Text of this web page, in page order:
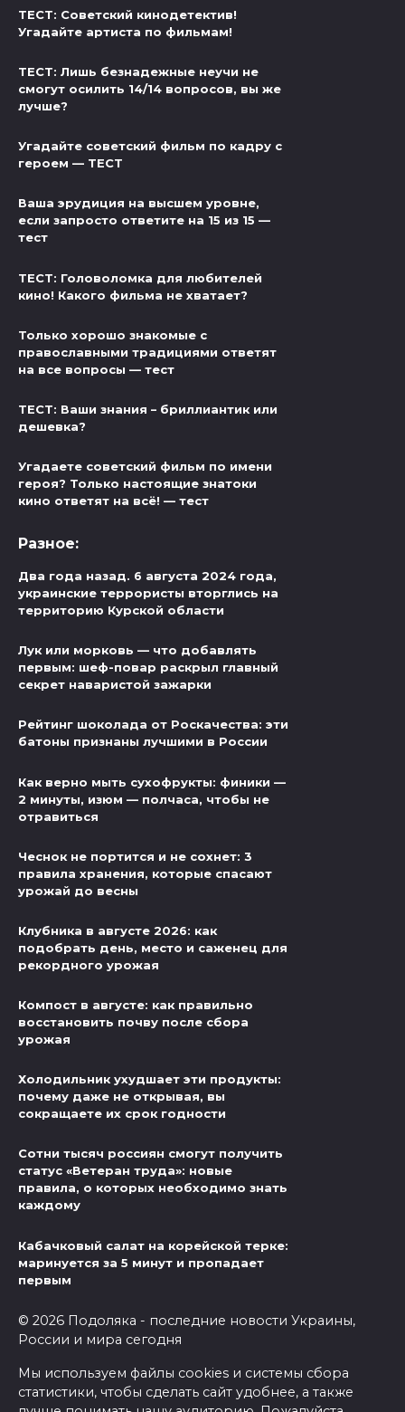
ТЕСТ: Советский кинодетектив!
Угадайте артиста по фильмам!
ТЕСТ: Лишь безнадежные неучи не
смогут осилить 14/14 вопросов, вы же
лучше?
Угадайте советский фильм по кадру с
героем — ТЕСТ
Ваша эрудиция на высшем уровне,
если запросто ответите на 15 из 15 —
тест
ТЕСТ: Головоломка для любителей
кино! Какого фильма не хватает?
Только хорошо знакомые с
православными традициями ответят
на все вопросы — тест
ТЕСТ: Ваши знания – бриллиантик или
дешевка?
Угадаете советский фильм по имени
героя? Только настоящие знатоки
кино ответят на всё! — тест
Разное:
Два года назад. 6 августа 2024 года,
украинские террористы вторглись на
территорию Курской области
Лук или морковь — что добавлять
первым: шеф-повар раскрыл главный
секрет наваристой зажарки
Рейтинг шоколада от Роскачества: эти
батоны признаны лучшими в России
Как верно мыть сухофрукты: финики —
2 минуты, изюм — полчаса, чтобы не
отравиться
Чеснок не портится и не сохнет: 3
правила хранения, которые спасают
урожай до весны
Клубника в августе 2026: как
подобрать день, место и саженец для
рекордного урожая
Компост в августе: как правильно
восстановить почву после сбора
урожая
Холодильник ухудшает эти продукты:
почему даже не открывая, вы
сокращаете их срок годности
Сотни тысяч россиян смогут получить
статус «Ветеран труда»: новые
правила, о которых необходимо знать
каждому
Кабачковый салат на корейской терке:
маринуется за 5 минут и пропадает
первым
© 2026 Подоляка - последние новости Украины,
России и мира сегодня
Мы используем файлы cookies и системы сбора
статистики, чтобы сделать сайт удобнее, а также